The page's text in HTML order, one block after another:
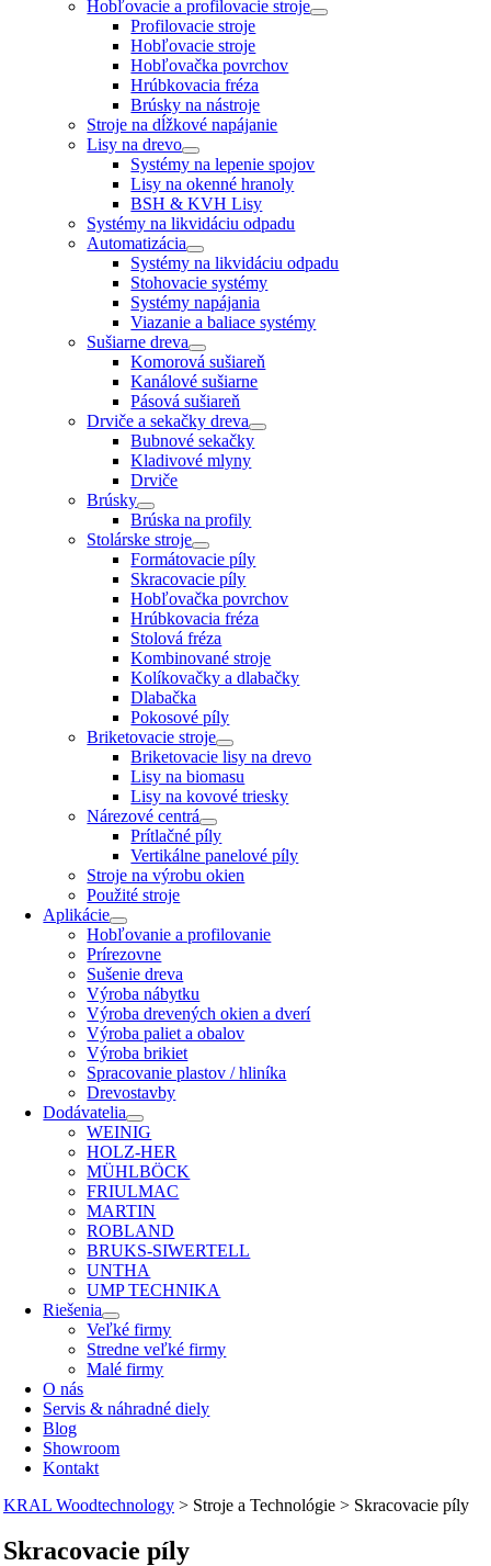
Hobľovacie a profilovacie stroje
Profilovacie stroje
Hobľovacie stroje
Hobľovačka povrchov
Hrúbkovacia fréza
Brúsky na nástroje
Stroje na dĺžkové napájanie
Lisy na drevo
Systémy na lepenie spojov
Lisy na okenné hranoly
BSH & KVH Lisy
Systémy na likvidáciu odpadu
Automatizácia
Systémy na likvidáciu odpadu
Stohovacie systémy
Systémy napájania
Viazanie a baliace systémy
Sušiarne dreva
Komorová sušiareň
Kanálové sušiarne
Pásová sušiareň
Drviče a sekačky dreva
Bubnové sekačky
Kladivové mlyny
Drviče
Brúsky
Brúska na profily
Stolárske stroje
Formátovacie píly
Skracovacie píly
Hobľovačka povrchov
Hrúbkovacia fréza
Stolová fréza
Kombinované stroje
Kolíkovačky a dlabačky
Dlabačka
Pokosové píly
Briketovacie stroje
Briketovacie lisy na drevo
Lisy na biomasu
Lisy na kovové triesky
Nárezové centrá
Prítlačné píly
Vertikálne panelové píly
Stroje na výrobu okien
Použité stroje
Aplikácie
Hobľovanie a profilovanie
Prírezovne
Sušenie dreva
Výroba nábytku
Výroba drevených okien a dverí
Výroba paliet a obalov
Výroba brikiet
Spracovanie plastov / hliníka
Drevostavby
Dodávatelia
WEINIG
HOLZ-HER
MÜHLBÖCK
FRIULMAC
MARTIN
ROBLAND
BRUKS-SIWERTELL
UNTHA
UMP TECHNIKA
Riešenia
Veľké firmy
Stredne veľké firmy
Malé firmy
O nás
Servis & náhradné diely
Blog
Showroom
Kontakt
KRAL Woodtechnology > Stroje a Technológie > Skracovacie píly
Skracovacie píly